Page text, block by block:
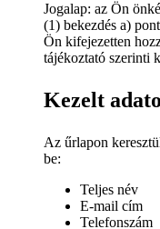
Jogalap: az Ön
(1) bekezdés a)
Ön kifejezetten
tájékoztató szerinti
Kezelt
Az űrlapon
be:
Teljes név
E-mail cím
Telefonszám